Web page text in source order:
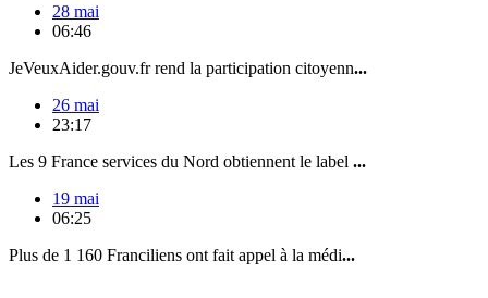
28 mai
06:46
JeVeuxAider.gouv.fr rend la participation citoyenn...
26 mai
23:17
Les 9 France services du Nord obtiennent le label ...
19 mai
06:25
Plus de 1 160 Franciliens ont fait appel à la médi...